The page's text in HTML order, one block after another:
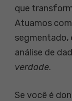
que
Atuamos
segmentado,
análise de
verdade.
Se você é